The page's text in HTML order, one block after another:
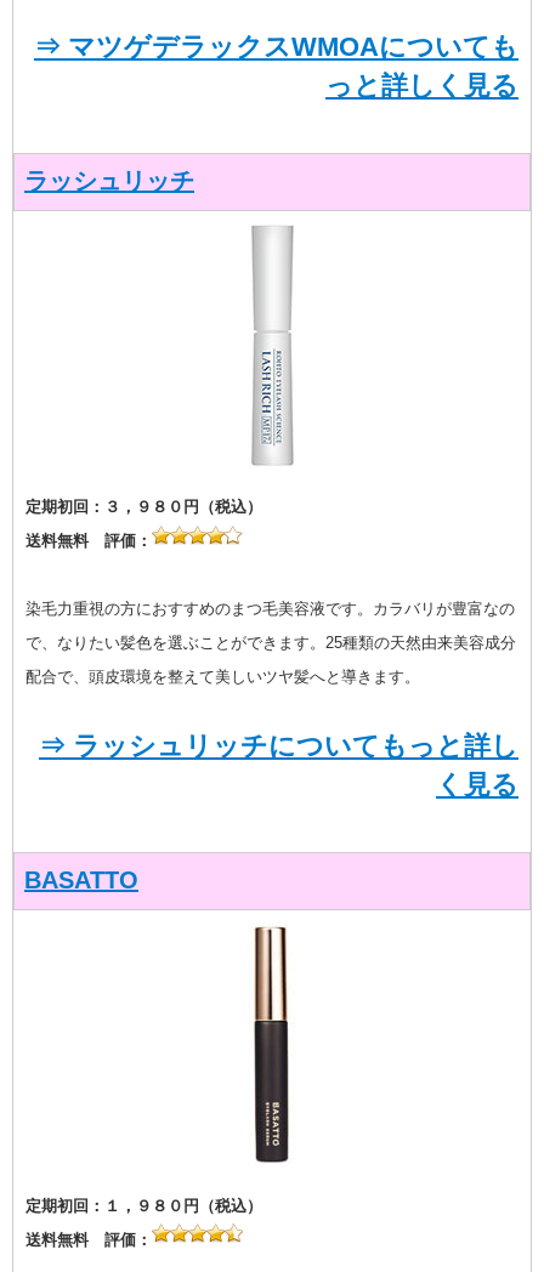
⇒ マツゲデラックスWMOAについても
っと詳しく見る
ラッシュリッチ
定期初回：３，９８０円（税込）
送料無料 評価：
染毛力重視の方におすすめのまつ毛美容液です。カラバリが豊富なの
で、なりたい髪色を選ぶことができます。25種類の天然由来美容成分
配合で、頭皮環境を整えて美しいツヤ髪へと導きます。
⇒ ラッシュリッチについてもっと詳し
く見る
BASATTO
定期初回：１，９８０円（税込）
送料無料 評価：